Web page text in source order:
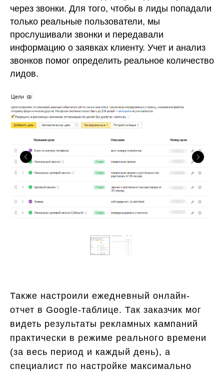
через звонки. Для того, чтобы в лиды попадали
только реальные пользователи, мы
прослушивали звонки и передавали
информацию о заявках клиенту. Учет и анализ
звонков помог определить реальное количество
лидов.
Также настроили ежедневный онлайн-
отчет в Google-таблице. Так заказчик мог
видеть результаты рекламных кампаний
практически в режиме реального времени
(за весь период и каждый день), а
специалист по настройке максимально